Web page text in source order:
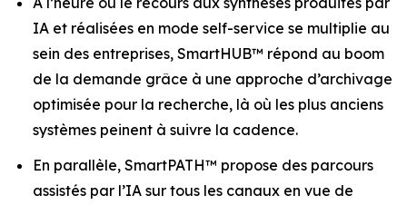
IA et réalisées en mode self-service se multiplie au
sein des entreprises, SmartHUB™ répond au boom
de la demande grâce à une approche d’archivage
optimisée pour la recherche, là où les plus anciens
systèmes peinent à suivre la cadence.
En parallèle, SmartPATH™ propose des parcours
assistés par l’IA sur tous les canaux en vue de